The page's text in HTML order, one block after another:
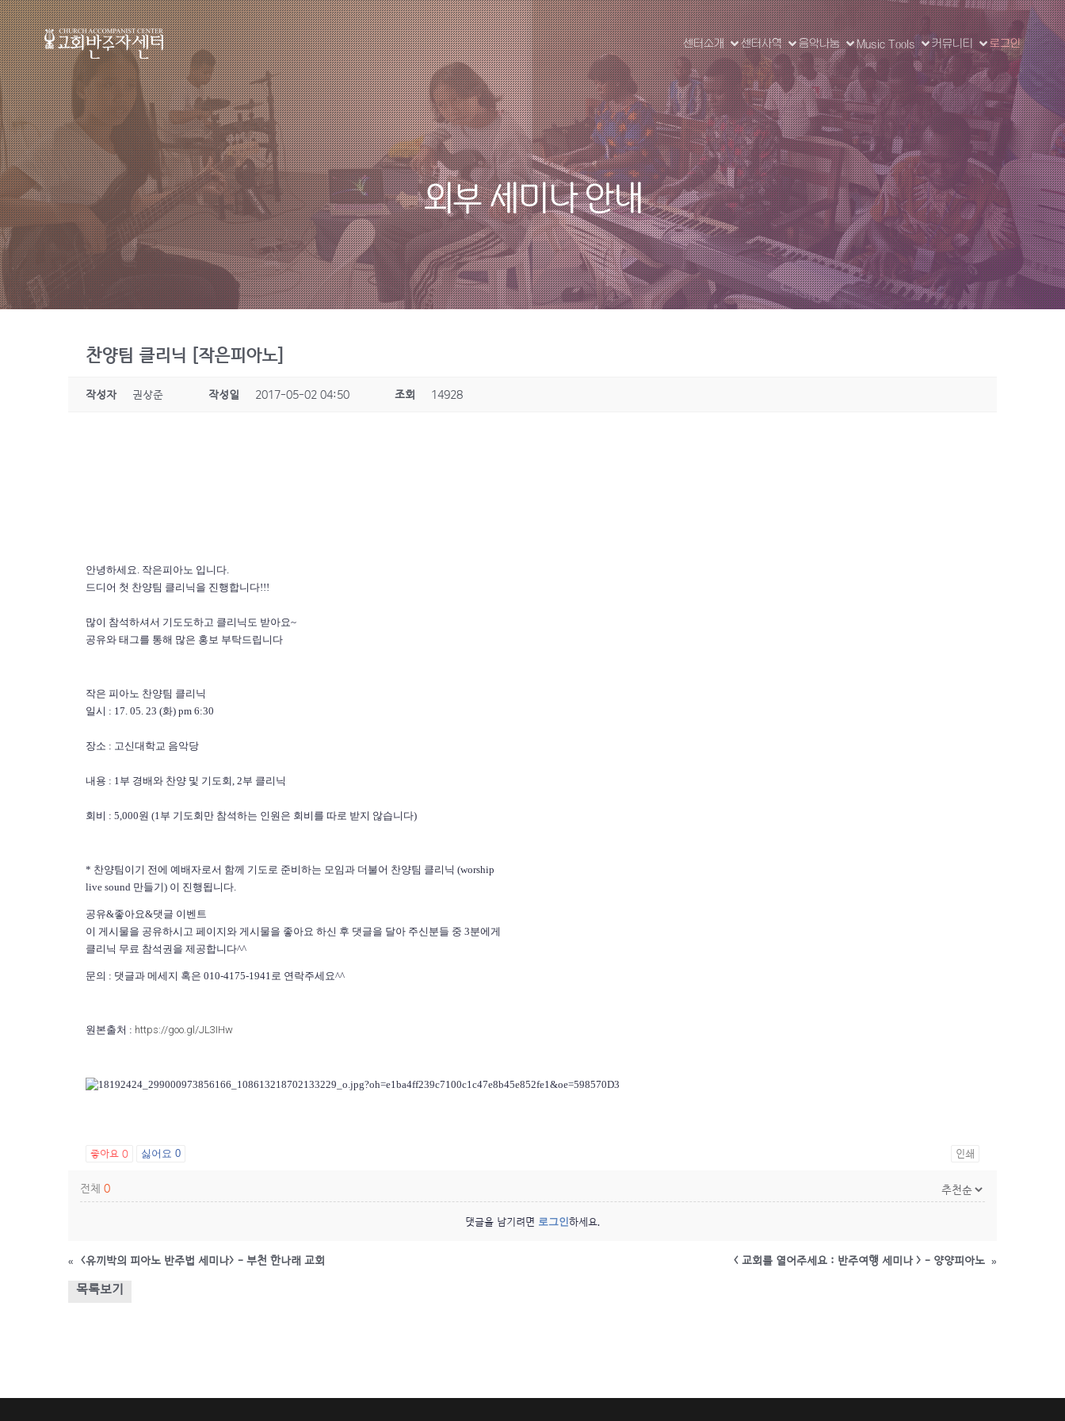
센터소개 센터사역 음악나눔 Music Tools 커뮤니티 로그인
외부 세미나 안내
찬양팀 클리닉 [작은피아노]
작성자 권상준 작성일 2017-05-02 04:50 조회 14928
안녕하세요. 작은피아노 입니다.
드디어 첫 찬양팀 클리닉을 진행합니다!!!
많이 참석하셔서 기도도하고 클리닉도 받아요~
공유와 태그를 통해 많은 홍보 부탁드립니다
작은 피아노 찬양팀 클리닉
일시 : 17. 05. 23 (화) pm 6:30
장소 : 고신대학교 음악당
내용 : 1부 경배와 찬양 및 기도회, 2부 클리닉
회비 : 5,000원 (1부 기도회만 참석하는 인원은 회비를 따로 받지 않습니다)
* 찬양팀이기 전에 예배자로서 함께 기도로 준비하는 모임과 더불어 찬양팀 클리닉 (worship
live sound 만들기) 이 진행됩니다.
공유&좋아요&댓글 이벤트
이 게시물을 공유하시고 페이지와 게시물을 좋아요 하신 후 댓글을 달아 주신분들 중 3분에게
클리닉 무료 참석권을 제공합니다^^
문의 : 댓글과 메세지 혹은 010-4175-1941로 연락주세요^^
원본출처 : https://goo.gl/JL3IHw
좋아요 0 싫어요 0 인쇄
전체 0
댓글을 남기려면 로그인하세요.
« <유끼박의 피아노 반주법 세미나> - 부천 한나래 교회 < 교회를 열어주세요 : 반주여행 세미나 > - 양양피아노 »
목록보기